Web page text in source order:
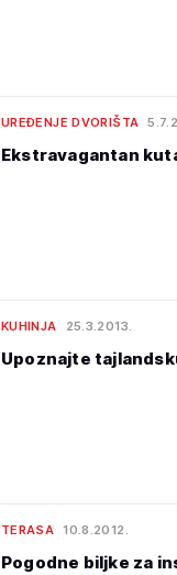
UREĐENJE DVORIŠTA
Ekstravagantan
KUHINJA 25.3.2013.
Upoznajte
TERASA 10.8.2012.
Pogodne biljke za